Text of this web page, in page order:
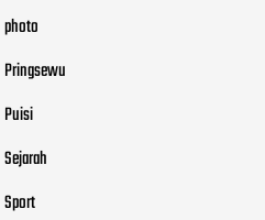
photo
Pringsewu
Puisi
Sejarah
Sport